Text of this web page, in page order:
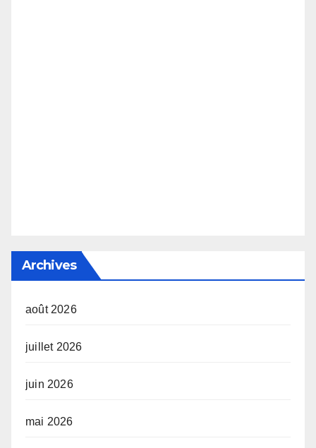
Archives
août 2026
juillet 2026
juin 2026
mai 2026